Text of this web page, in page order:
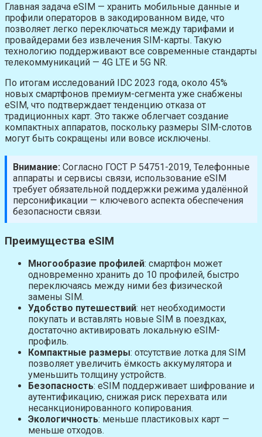
Главная задача eSIM — хранить мобильные данные и
профили операторов в закодированном виде, что
позволяет легко переключаться между тарифами и
провайдерами без извлечения SIM-карты. Такую
технологию поддерживают все современные стандарты
телекоммуникаций — 4G LTE и 5G NR.
По итогам исследований IDC 2023 года, около 45%
новых смартфонов премиум-сегмента уже снабжены
eSIM, что подтверждает тенденцию отказа от
традиционных карт. Это также облегчает создание
компактных аппаратов, поскольку размеры SIM-слотов
могут быть сокращены или вовсе исключены.
Внимание: Согласно ГОСТ Р 54751-2019, Телефонные
аппараты и сервисы связи, использование eSIM
требует обязательной поддержки режима удалённой
персонификации — ключевого аспекта обеспечения
безопасности связи.
Преимущества eSIM
Многообразие профилей: смартфон может
одновременно хранить до 10 профилей, быстро
переключаясь между ними без физической
замены SIM.
Удобство путешествий: нет необходимости
покупать и вставлять новые SIM в поездках,
достаточно активировать локальную eSIM-
профиль.
Компактные размеры: отсутствие лотка для SIM
позволяет увеличить ёмкость аккумулятора и
уменьшить толщину устройств.
Безопасность: eSIM поддерживает шифрование и
аутентификацию, снижая риск перехвата или
несанкционированного копирования.
Экологичность: меньше пластиковых карт —
меньше отходов.